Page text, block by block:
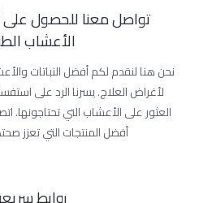
تواصل معنا للحصول على
الأعشاب
نحن هنا لنقدم لكم أفضل النباتات
لأغراض العلاج. يسرنا الرد على
العثور على الأعشاب التي تحتاجونها.
أفضل المنتجات التي تعزز
روابط